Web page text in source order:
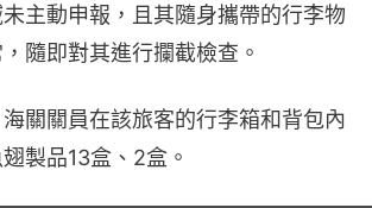
主動申報，且其隨身攜帶的行李物
隨即對其進行攔截檢查。
關關員在該旅客的行李箱和背包內
製品13盒、2盒。